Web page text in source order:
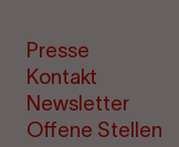
Presse
Kontakt
Newsletter
Offene Stellen